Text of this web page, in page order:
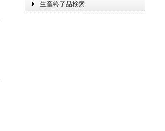
生産終了品検索